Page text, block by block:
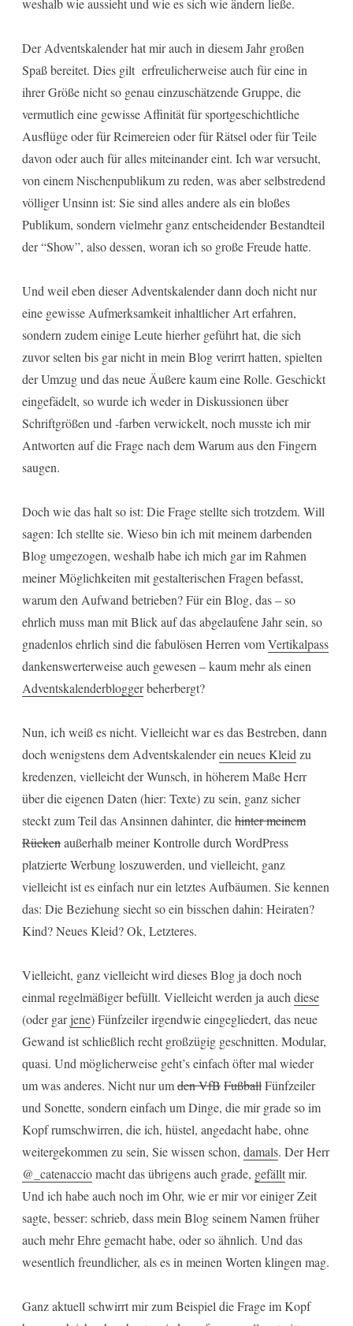
weshalb wie aussieht und wie es sich wie ändern ließe.
Der Adventskalender hat mir auch in diesem Jahr großen
Spaß bereitet. Dies gilt erfreulicherweise auch für eine in
ihrer Größe nicht so genau einzuschätzende Gruppe, die
vermutlich eine gewisse Affinität für sportgeschichtliche
Ausflüge oder für Reimereien oder für Rätsel oder für Teile
davon oder auch für alles miteinander eint. Ich war versucht,
von einem Nischenpublikum zu reden, was aber selbstredend
völliger Unsinn ist: Sie sind alles andere als ein bloßes
Publikum, sondern vielmehr ganz entscheidender Bestandteil
der “Show”, also dessen, woran ich so große Freude hatte.
Und weil eben dieser Adventskalender dann doch nicht nur
eine gewisse Aufmerksamkeit inhaltlicher Art erfahren,
sondern zudem einige Leute hierher geführt hat, die sich
zuvor selten bis gar nicht in mein Blog verirrt hatten, spielten
der Umzug und das neue Äußere kaum eine Rolle. Geschickt
eingefädelt, so wurde ich weder in Diskussionen über
Schriftgrößen und -farben verwickelt, noch musste ich mir
Antworten auf die Frage nach dem Warum aus den Fingern
saugen.
Doch wie das halt so ist: Die Frage stellte sich trotzdem. Will
sagen: Ich stellte sie. Wieso bin ich mit meinem darbenden
Blog umgezogen, weshalb habe ich mich gar im Rahmen
meiner Möglichkeiten mit gestalterischen Fragen befasst,
warum den Aufwand betrieben? Für ein Blog, das – so
ehrlich muss man mit Blick auf das abgelaufene Jahr sein, so
gnadenlos ehrlich sind die fabulösen Herren vomVertikalpass
dankenswerterweise auch gewesen – kaum mehr als einen
Adventskalenderbloggerbeherbergt?
Nun, ich weiß es nicht. Vielleicht war es das Bestreben, dann
doch wenigstens dem Adventskalenderein neues Kleid zu
kredenzen, vielleicht der Wunsch, in höherem Maße Herr
über die eigenen Daten (hier: Texte) zu sein, ganz sicher
steckt zum Teil das Ansinnen dahinter, diehinter meinem
Rückenaußerhalb meiner Kontrolle durch WordPress
platzierte Werbung loszuwerden, und vielleicht, ganz
vielleicht ist es einfach nur ein letztes Aufbäumen. Sie kennen
das: Die Beziehung siecht so ein bisschen dahin: Heiraten?
Kind? Neues Kleid? Ok, Letzteres.
Vielleicht, ganz vielleicht wird dieses Blog ja doch noch
einmal regelmäßiger befüllt. Vielleicht werden ja auch diese
(oder garjene) Fünfzeiler irgendwie eingegliedert, das neue
Gewand ist schließlich recht großzügig geschnitten. Modular,
quasi. Und möglicherweise geht’s einfach öfter mal wieder
um was anderes. Nicht nur umden VfBFußballFünfzeiler
und Sonette, sondern einfach um Dinge, die mir grade so im
Kopf rumschwirren, die ich, hüstel, angedacht habe, ohne
weitergekommen zu sein, Sie wissen schon, damals. Der Herr
@_catenacciomacht das übrigens auch grade, gefälltmir.
Und ich habe auch noch im Ohr, wie er mir vor einiger Zeit
sagte, besser: schrieb, dass mein Blog seinem Namen früher
auch mehr Ehre gemacht habe, oder so ähnlich. Und das
wesentlich freundlicher, als es in meinen Worten klingen mag.
Ganz aktuell schwirrt mir zum Beispiel die Frage im Kopf